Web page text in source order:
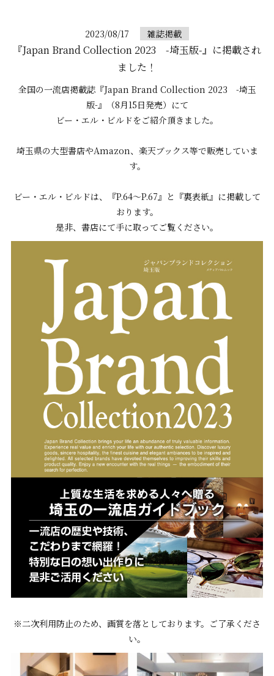
2023/08/17 雑誌掲載
『Japan Brand Collection 2023 -埼玉版-』に掲載され
ました！
全国の一流店掲載誌『Japan Brand Collection 2023 -埼玉
版-』（8月15日発売）にて
ビー・エル・ビルドをご紹介頂きました。
埼玉県の大型書店やAmazon、楽天ブックス等で販売していま
す。
ビー・エル・ビルドは、『P.64～P.67』と『裏表紙』に掲載して
おります。
是非、書店にて手に取ってご覧ください。
※二次利用防止のため、画質を落としております。ご了承くださ
い。